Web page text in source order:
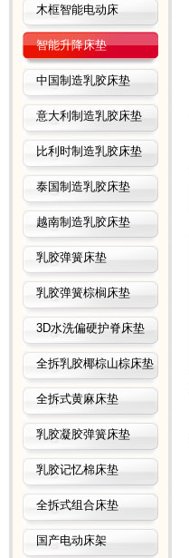
木框智能电动床
智能升降床垫
中国制造乳胶床垫
意大利制造乳胶床垫
比利时制造乳胶床垫
泰国制造乳胶床垫
越南制造乳胶床垫
乳胶弹簧床垫
乳胶弹簧棕榈床垫
3D水洗偏硬护脊床垫
全拆乳胶椰棕山棕床垫
全拆式黄麻床垫
乳胶凝胶弹簧床垫
乳胶记忆棉床垫
全拆式组合床垫
国产电动床架